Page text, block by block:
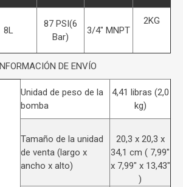
8L
87 PSI(6
Bar)
3/4" MNPT
2KG
INFORMACIÓN DE ENVÍO
Unidad de peso de la
bomba
4,41 libras (2,0
kg)
Tamaño de la unidad
de venta (largo x
ancho x alto)
20,3 x 20,3 x
34,1 cm ( 7,99"
x 7,99" x 13,43"
)